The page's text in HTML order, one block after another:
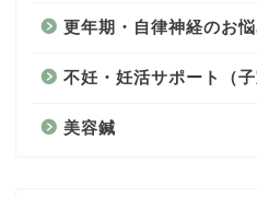
更年期・自律神経のお
不妊・妊活サポート（子
美容鍼